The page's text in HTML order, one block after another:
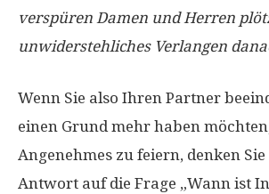
verspüren Damen und Herren
unwiderstehliches Verlangen
Wenn Sie also Ihren Partner
einen Grund mehr haben
Angenehmes zu feiern, denken
Antwort auf die Frage „Wann ist